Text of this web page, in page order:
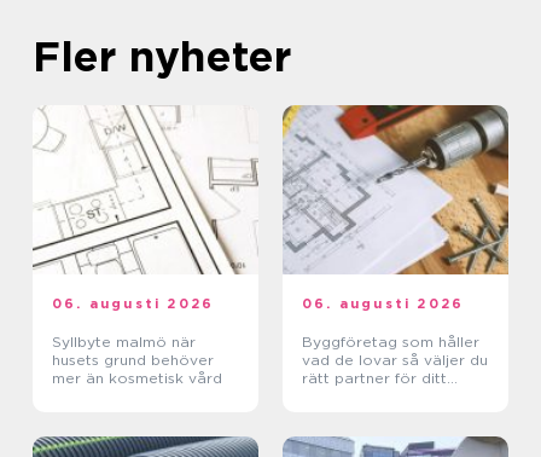
Fler nyheter
06. augusti 2026
Syllbyte malmö när
husets grund behöver
mer än kosmetisk vård
06. augusti 2026
Byggföretag som håller
vad de lovar så väljer du
rätt partner för ditt